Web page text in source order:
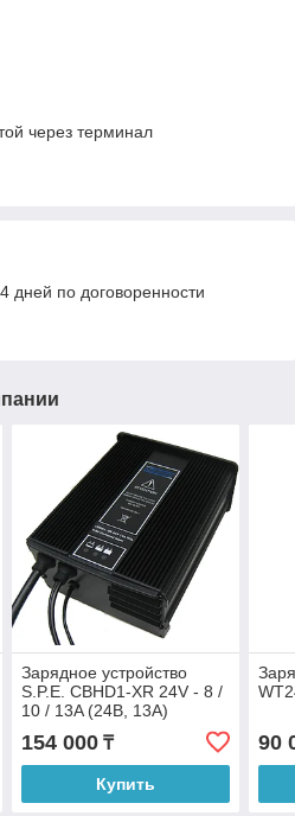
через терминал
дней по договоренности
Зарядное устройство
S.P.E. CBHD1-XR 24V - 8 /
10 / 13A (24В, 13А)
154 000₸
Купить
90